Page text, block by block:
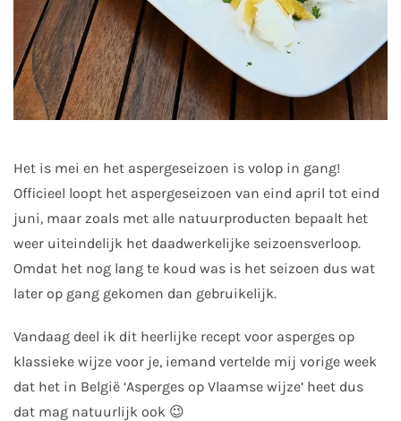
Het is mei en het aspergeseizoen is volop in gang!
Officieel loopt het aspergeseizoen van eind april tot eind
juni, maar zoals met alle natuurproducten bepaalt het
weer uiteindelijk het daadwerkelijke seizoensverloop.
Omdat het nog lang te koud was is het seizoen dus wat
later op gang gekomen dan gebruikelijk.
Vandaag deel ik dit heerlijke recept voor asperges op
klassieke wijze voor je, iemand vertelde mij vorige week
dat het in België ‘Asperges op Vlaamse wijze’ heet dus
dat mag natuurlijk ook 😉